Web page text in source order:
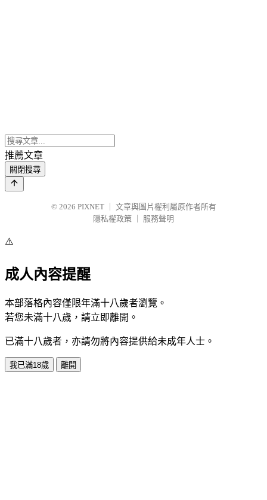
推薦文章
關閉搜尋
© 2026 PIXNET
文章與圖片權利屬原作者所有
隱私權政策
服務聲明
⚠️
成人內容提醒
本部落格內容僅限年滿十八歲者瀏覽。
若您未滿十八歲，請立即離開。
已滿十八歲者，亦請勿將內容提供給未成年人士。
我已滿18歲 離開